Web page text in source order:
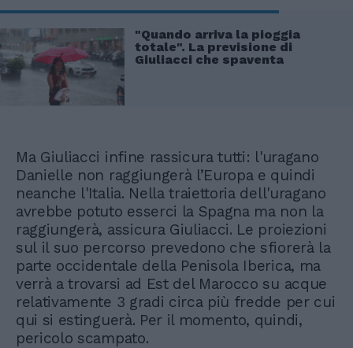
"Quando arriva la pioggia
totale". La previsione di
Giuliacci che spaventa
Ma Giuliacci infine rassicura tutti: l'uragano
Danielle non raggiungerà l’Europa e quindi
neanche l'Italia. Nella traiettoria dell'uragano
avrebbe potuto esserci la Spagna ma non la
raggiungerà, assicura Giuliacci. Le proiezioni
sul il suo percorso prevedono che sfiorerà la
parte occidentale della Penisola Iberica, ma
verrà a trovarsi ad Est del Marocco su acque
relativamente 3 gradi circa più fredde per cui
qui si estinguerà. Per il momento, quindi,
pericolo scampato.